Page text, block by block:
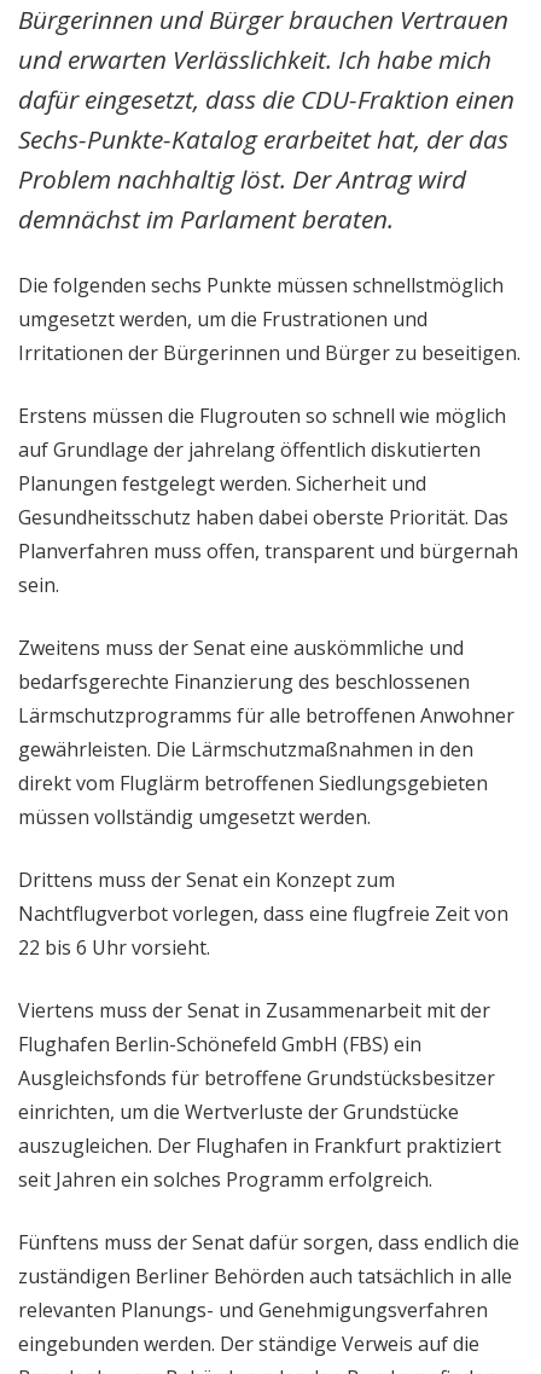
Bürgerinnen und Bürger brauchen Vertrauen
und erwarten Verlässlichkeit. Ich habe mich
dafür eingesetzt, dass die CDU-Fraktion einen
Sechs-Punkte-Katalog erarbeitet hat, der das
Problem nachhaltig löst. Der Antrag wird
demnächst im Parlament beraten.
Die folgenden sechs Punkte müssen schnellstmöglich
umgesetzt werden, um die Frustrationen und
Irritationen der Bürgerinnen und Bürger zu beseitigen.
Erstens müssen die Flugrouten so schnell wie möglich
auf Grundlage der jahrelang öffentlich diskutierten
Planungen festgelegt werden. Sicherheit und
Gesundheitsschutz haben dabei oberste Priorität. Das
Planverfahren muss offen, transparent und bürgernah
sein.
Zweitens muss der Senat eine auskömmliche und
bedarfsgerechte Finanzierung des beschlossenen
Lärmschutzprogramms für alle betroffenen Anwohner
gewährleisten. Die Lärmschutzmaßnahmen in den
direkt vom Fluglärm betroffenen Siedlungsgebieten
müssen vollständig umgesetzt werden.
Drittens muss der Senat ein Konzept zum
Nachtflugverbot vorlegen, dass eine flugfreie Zeit von
22 bis 6 Uhr vorsieht.
Viertens muss der Senat in Zusammenarbeit mit der
Flughafen Berlin-Schönefeld GmbH (FBS) ein
Ausgleichsfonds für betroffene Grundstücksbesitzer
einrichten, um die Wertverluste der Grundstücke
auszugleichen. Der Flughafen in Frankfurt praktiziert
seit Jahren ein solches Programm erfolgreich.
Fünftens muss der Senat dafür sorgen, dass endlich die
zuständigen Berliner Behörden auch tatsächlich in alle
relevanten Planungs- und Genehmigungsverfahren
eingebunden werden. Der ständige Verweis auf die